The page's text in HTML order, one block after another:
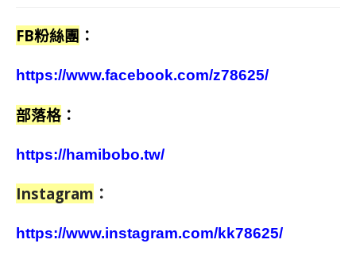
FB粉絲團 ：
https://www.facebook.com/z78625/
部落格 ：
https://hamibobo.tw/
Instagram ：
https://www.instagram.com/kk78625/